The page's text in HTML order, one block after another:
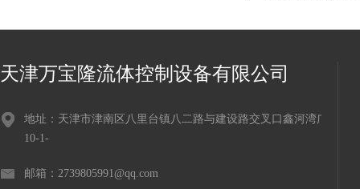
天津万宝隆流体控制设备有限公司
地址：天津市津南区八里台镇八二路与建设路交叉口鑫河湾广场
10-1-
邮箱：2739805991@qq.com